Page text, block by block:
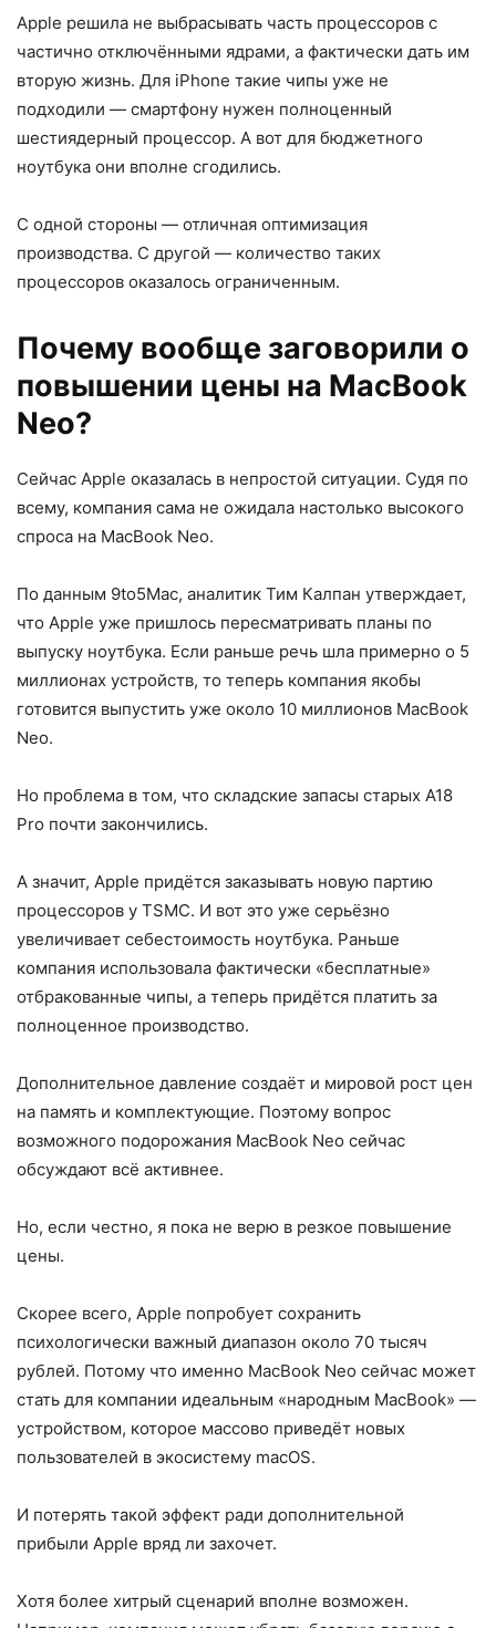
Apple решила не выбрасывать часть процессоров с
частично отключёнными ядрами, а фактически дать им
вторую жизнь. Для iPhone такие чипы уже не
подходили — смартфону нужен полноценный
шестиядерный процессор. А вот для бюджетного
ноутбука они вполне сгодились.
С одной стороны — отличная оптимизация
производства. С другой — количество таких
процессоров оказалось ограниченным.
Почему вообще заговорили о
повышении цены на MacBook
Neo?
Сейчас Apple оказалась в непростой ситуации. Судя по
всему, компания сама не ожидала настолько высокого
спроса на MacBook Neo.
По данным 9to5Mac, аналитик Тим Калпан утверждает,
что Apple уже пришлось пересматривать планы по
выпуску ноутбука. Если раньше речь шла примерно о 5
миллионах устройств, то теперь компания якобы
готовится выпустить уже около 10 миллионов MacBook
Neo.
Но проблема в том, что складские запасы старых A18
Pro почти закончились.
А значит, Apple придётся заказывать новую партию
процессоров у TSMC. И вот это уже серьёзно
увеличивает себестоимость ноутбука. Раньше
компания использовала фактически «бесплатные»
отбракованные чипы, а теперь придётся платить за
полноценное производство.
Дополнительное давление создаёт и мировой рост цен
на память и комплектующие. Поэтому вопрос
возможного подорожания MacBook Neo сейчас
обсуждают всё активнее.
Но, если честно, я пока не верю в резкое повышение
цены.
Скорее всего, Apple попробует сохранить
психологически важный диапазон около 70 тысяч
рублей. Потому что именно MacBook Neo сейчас может
стать для компании идеальным «народным MacBook» —
устройством, которое массово приведёт новых
пользователей в экосистему macOS.
И потерять такой эффект ради дополнительной
прибыли Apple вряд ли захочет.
Хотя более хитрый сценарий вполне возможен.